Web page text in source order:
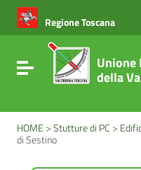
Vai ai contenuti
Vai al menu di
Vai al footer
Regione Toscana
Attiva / disattiva laUnione
della
HOME >Stutture di PC >
di Sestino